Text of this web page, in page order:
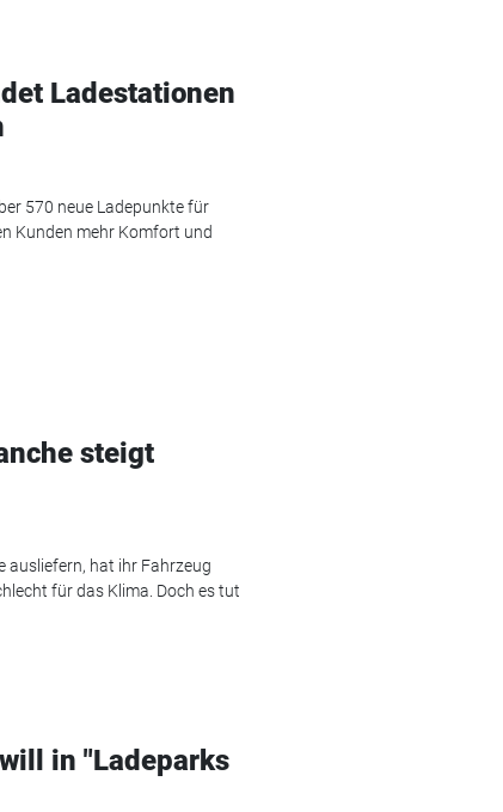
Ladestationen
570 neue Ladepunkte für
Kunden mehr Komfort und
steigt
ausliefern, hat ihr Fahrzeug
für das Klima. Doch es tut
in "Ladeparks